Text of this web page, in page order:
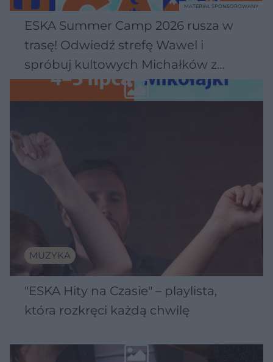
ESKA Summer Camp 2026 rusza w
trasę! Odwiedź strefę Wawel i
spróbuj kultowych Michałków z
Wawelu
MATERIAŁ SPONSOROWANY
MUZYKA
"ESKA Hity na Czasie" – playlista,
która rozkręci każdą chwilę